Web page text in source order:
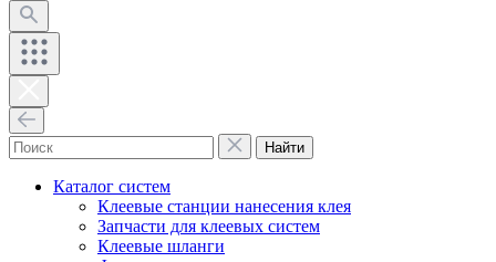
Найти
Каталог систем
Клеевые станции нанесения клея
Запчасти для клеевых систем
Клеевые шланги